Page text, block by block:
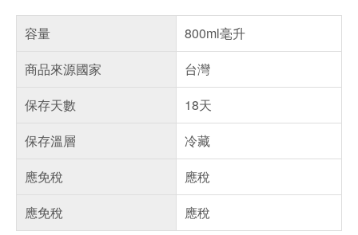
容量
800ml毫升
商品來源國家
台灣
保存天數
18天
保存溫層
冷藏
應免稅
應稅
應免稅
應稅